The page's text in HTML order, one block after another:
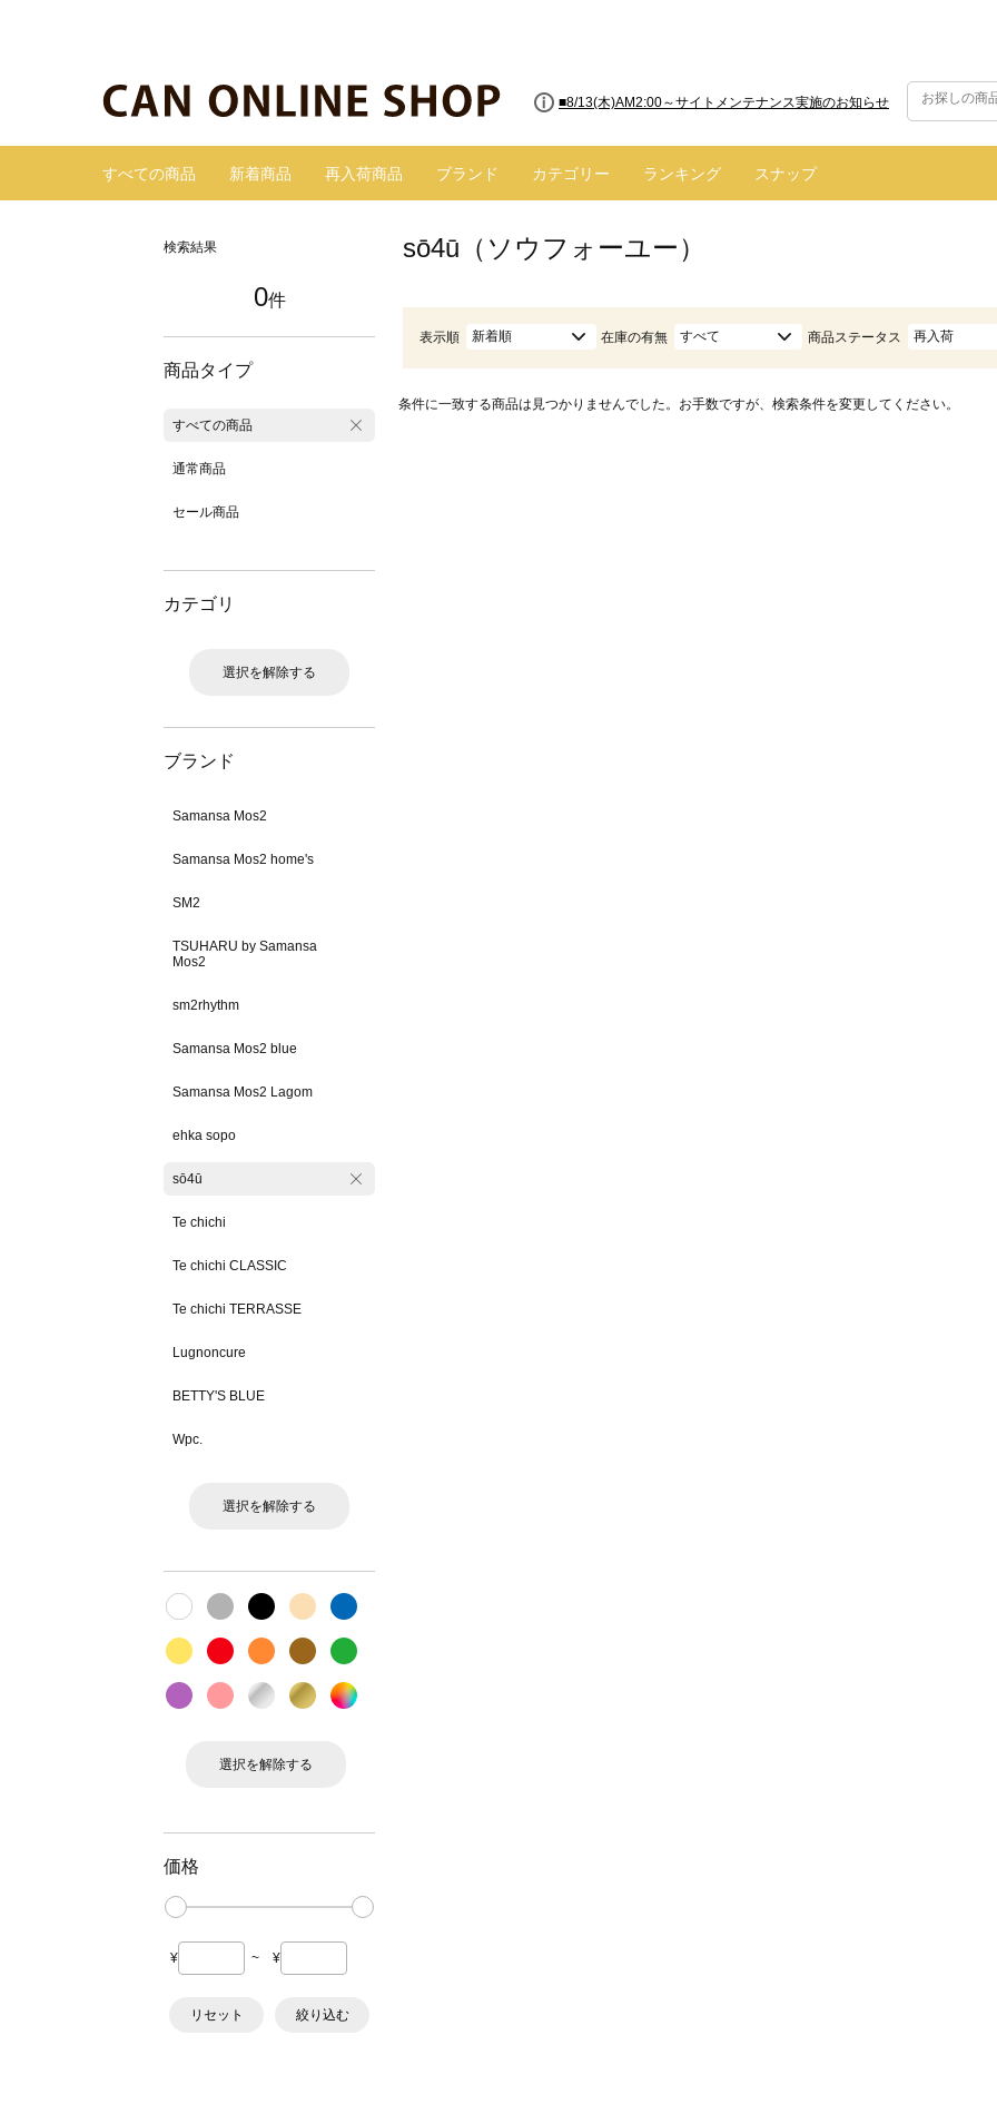
■8/13(木)AM2:00～サイトメンテナンス実施のお知らせ
すべての商品 新着商品 再入荷商品 ブランド カテゴリー ランキング スナップ
検索結果
0件
商品タイプ
すべての商品
通常商品
セール商品
カテゴリ
選択を解除する
ブランド
Samansa Mos2
Samansa Mos2 home's
SM2
TSUHARU by Samansa
Mos2
sm2rhythm
Samansa Mos2 blue
Samansa Mos2 Lagom
ehka sopo
sō4ū
Te chichi
Te chichi CLASSIC
Te chichi TERRASSE
Lugnoncure
BETTY'S BLUE
Wpc.
選択を解除する
選択を解除する
価格
¥ ~ ¥
リセット 絞り込む
sō4ū（ソウフォーユー）
表示順 新着順 在庫の有無 すべて 商品ステータス 再入荷
条件に一致する商品は見つかりませんでした。お手数ですが、検索条件を変更してください。